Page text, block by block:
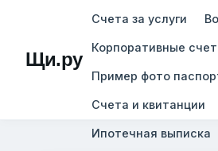
Щи.ру
Счета за услуги
Корпоративные
Пример фото
Счета и квитанции
Ипотечная выписка